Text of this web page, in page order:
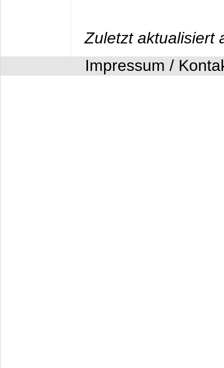
Zuletzt aktualisiert
Impressum /